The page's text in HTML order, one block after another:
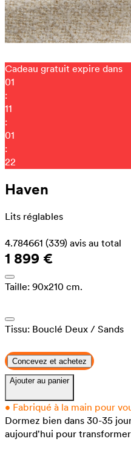
Cadeau gratuit expire dans
01
:
11
:
01
:
14
Haven
Lits réglables
4.784661 (339) avis au total
1 899 €
Taille: 90x210 cm.
Tissu: Bouclé Deux / Sands
Concevez et achetez
Ajouter au panier
• Fabriqué à la main pour
Dormez bien dans 30-35
aujourd'hui pour